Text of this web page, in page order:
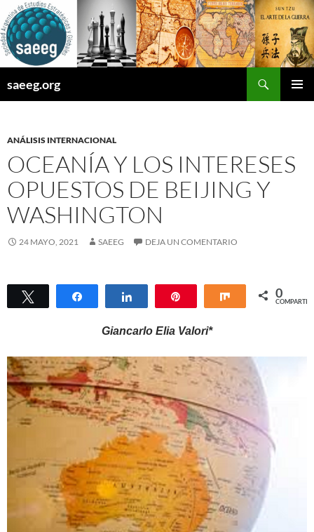
Saltar
al
contenido
saeeg.org
ANÁLISIS INTERNACIONAL
OCEANÍA Y LOS INTERESES
OPUESTOS DE BEIJING Y
WASHINGTON
24 MAYO, 2021 SAEEG DEJA UN COMENTARIO
Twittear Compartir Compartir Compartir
0
COMPARTIR
Giancarlo Elia Valori*